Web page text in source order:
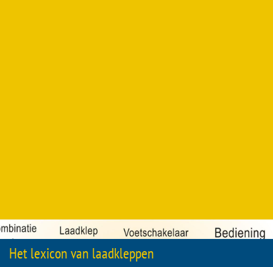
Het lexicon van laadkleppen